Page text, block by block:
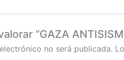
“GAZA
no será publicada.